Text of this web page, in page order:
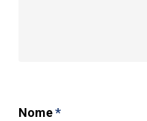
Nome*